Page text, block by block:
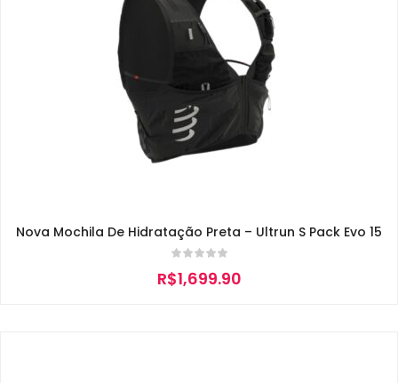
Nova Mochila De Hidratação Preta – Ultrun S Pack Evo 15
R$1,699.90